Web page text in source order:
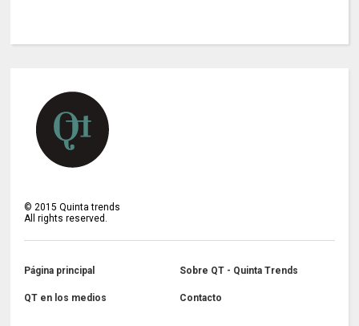
©2015 Quinta trends
All rights reserved.
Página principal Sobre QT - Quinta Trends
QT en los medios Contacto